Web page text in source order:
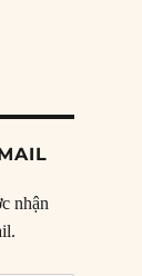
nhận